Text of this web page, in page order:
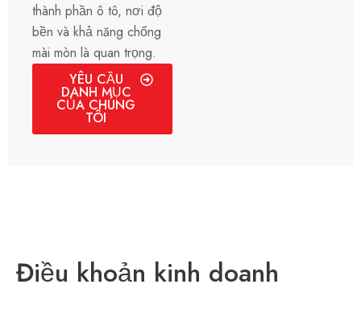
thành phần ô tô, nơi độ
bền và khả năng chống
mài mòn là quan trọng.
YÊU CẦU
DANH MỤC
CỦA CHÚNG
TÔI
Điều khoản kinh doanh